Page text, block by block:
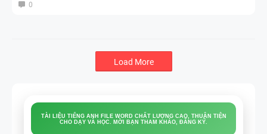
0
Load More
FILE WORD: ĐỀ THI, ĐỀ CƯƠNG, BÀI KIỂM TRA, BÀI TẬP LÀM THÊM,
LUYỆN NGHE, ÔN VÀO 10, TỐT NGHIỆP THPT